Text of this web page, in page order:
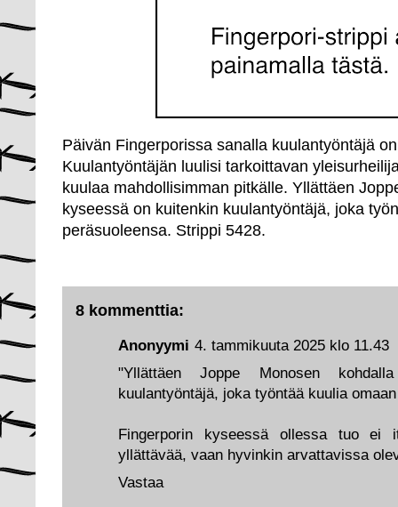
Päivän Fingerporissa sanalla kuulantyöntäjä
Kuulantyöntäjän luulisi tarkoittavan
kuulaa mahdollisimman pitkälle. Yllättäen
kyseessä on kuitenkin kuulantyöntäjä, joka
peräsuoleensa. Strippi 5428.
8 kommenttia:
Anonyymi 4. tammikuuta 2025 klo 11.43
"Yllättäen Joppe Monosen
kuulantyöntäjä, joka työntää kuulia
Fingerporin kyseessä ollessa tuo ei
yllättävää, vaan hyvinkin arvattavissa
Vastaa